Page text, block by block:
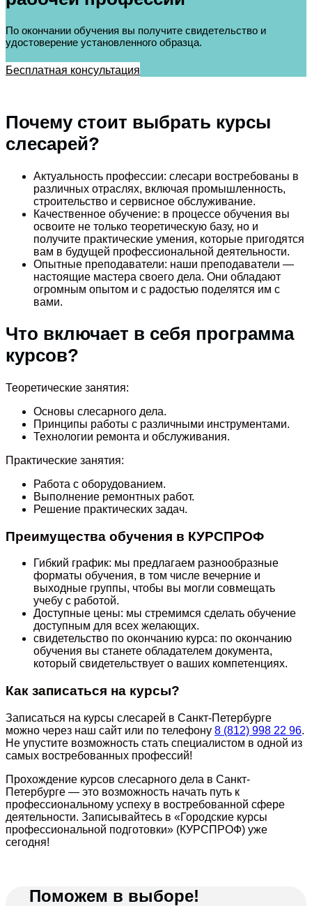
По окончании обучения вы получите свидетельство и
удостоверение установленного образца.
Бесплатная консультация
Почему стоит выбрать курсы
слесарей?
Актуальность профессии: слесари востребованы в
различных отраслях, включая промышленность,
строительство и сервисное обслуживание.
Качественное обучение: в процессе обучения вы
освоите не только теоретическую базу, но и
получите практические умения, которые пригодятся
вам в будущей профессиональной деятельности.
Опытные преподаватели: наши преподаватели —
настоящие мастера своего дела. Они обладают
огромным опытом и с радостью поделятся им с
вами.
Что включает в себя программа
курсов?
Теоретические занятия:
Основы слесарного дела.
Принципы работы с различными инструментами.
Технологии ремонта и обслуживания.
Практические занятия:
Работа с оборудованием.
Выполнение ремонтных работ.
Решение практических задач.
Преимущества обучения в КУРСПРОФ
Гибкий график: мы предлагаем разнообразные
форматы обучения, в том числе вечерние и
выходные группы, чтобы вы могли совмещать
учебу с работой.
Доступные цены: мы стремимся сделать обучение
доступным для всех желающих.
свидетельство по окончанию курса: по окончанию
обучения вы станете обладателем документа,
который свидетельствует о ваших компетенциях.
Как записаться на курсы?
Записаться на курсы слесарей в Санкт-Петербурге
можно через наш сайт или по телефону 8 (812) 998 22 96.
Не упустите возможность стать специалистом в одной из
самых востребованных профессий!
Прохождение курсов слесарного дела в Санкт-
Петербурге — это возможность начать путь к
профессиональному успеху в востребованной сфере
деятельности. Записывайтесь в «Городские курсы
профессиональной подготовки» (КУРСПРОФ) уже
сегодня!
Поможем в выборе!